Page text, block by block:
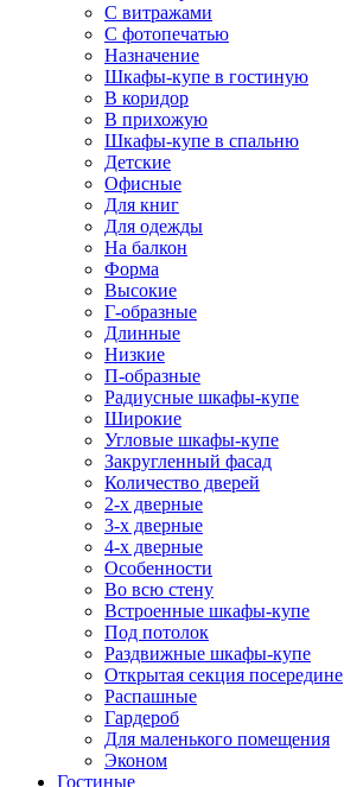
С витражами
С фотопечатью
Назначение
Шкафы-купе в гостиную
В коридор
В прихожую
Шкафы-купе в спальню
Детские
Офисные
Для книг
Для одежды
На балкон
Форма
Высокие
Г-образные
Длинные
Низкие
П-образные
Радиусные шкафы-купе
Широкие
Угловые шкафы-купе
Закругленный фасад
Количество дверей
2-х дверные
3-х дверные
4-х дверные
Особенности
Во всю стену
Встроенные шкафы-купе
Под потолок
Раздвижные шкафы-купе
Открытая секция посередине
Распашные
Гардероб
Для маленького помещения
Эконом
Гостиные